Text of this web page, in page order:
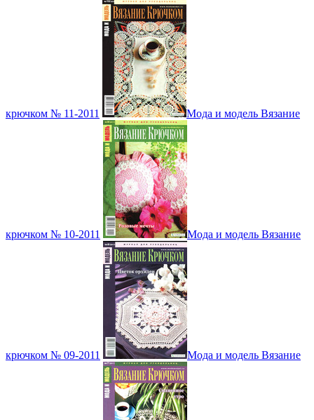
крючком № 11-2011 Мода и модель Вязание
крючком № 10-2011 Мода и модель Вязание
крючком № 09-2011 Мода и модель Вязание